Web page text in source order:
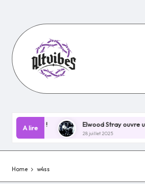
content
A lire
EP ! Elwood Stray ouvre un
28 juillet 2025
Home w4ss